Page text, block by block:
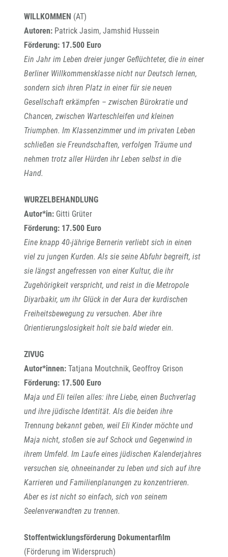
WILLKOMMEN (AT)
Autoren: Patrick Jasim, Jamshid Hussein
Förderung: 17.500 Euro
Ein Jahr im Leben dreier junger Geflüchteter, die in einer
Berliner Willkommensklasse nicht nur Deutsch lernen,
sondern sich ihren Platz in einer für sie neuen
Gesellschaft erkämpfen – zwischen Bürokratie und
Chancen, zwischen Warteschleifen und kleinen
Triumphen. Im Klassenzimmer und im privaten Leben
schließen sie Freundschaften, verfolgen Träume und
nehmen trotz aller Hürden ihr Leben selbst in die
Hand.
WURZELBEHANDLUNG
Autor*in: Gitti Grüter
Förderung: 17.500 Euro
Eine knapp 40-jährige Bernerin verliebt sich in einen
viel zu jungen Kurden. Als sie seine Abfuhr begreift, ist
sie längst angefressen von einer Kultur, die ihr
Zugehörigkeit verspricht, und reist in die Metropole
Diyarbakir, um ihr Glück in der Aura der kurdischen
Freiheitsbewegung zu versuchen. Aber ihre
Orientierungslosigkeit holt sie bald wieder ein.
ZIVUG
Autor*innen: Tatjana Moutchnik, Geoffroy Grison
Förderung: 17.500 Euro
Maja und Eli teilen alles: ihre Liebe, einen Buchverlag
und ihre jüdische Identität. Als die beiden ihre
Trennung bekannt geben, weil Eli Kinder möchte und
Maja nicht, stoßen sie auf Schock und Gegenwind in
ihrem Umfeld. Im Laufe eines jüdischen Kalenderjahres
versuchen sie, ohneeinander zu leben und sich auf ihre
Karrieren und Familienplanungen zu konzentrieren.
Aber es ist nicht so einfach, sich von seinem
Seelenverwandten zu trennen.
Stoffentwicklungsförderung Dokumentarfilm
(Förderung im Widerspruch)